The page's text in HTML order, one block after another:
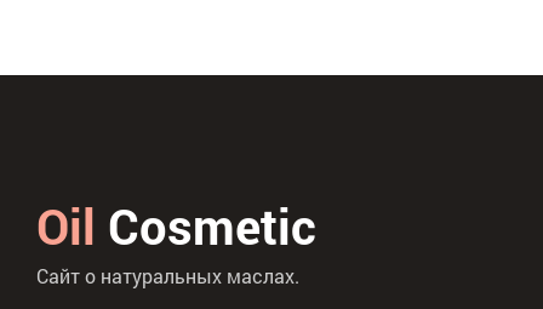
Oil Cosmetic
Сайт о натуральных маслах.